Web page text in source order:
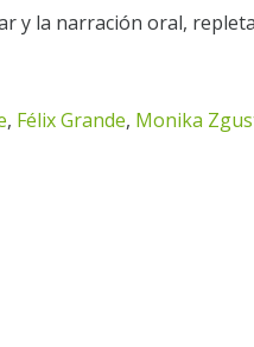
y la narración oral,
, Félix Grande, Monika